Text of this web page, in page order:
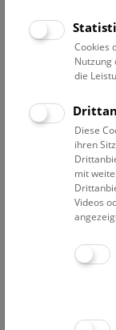
Pressetext
Marta
Universität
wenigen frühen
Karrieren eng
verknüpft
kaum
Marthe Furlani
Lehrers in
ihre Mutter
und
in Triest eine
1905 begann
Wien, zunächst
Cookies
Nutzung
die
Diese
ihren
mit
Videos